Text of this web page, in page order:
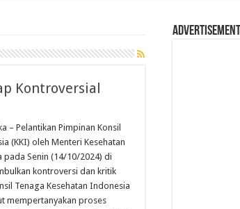
Kontroversial
– Pelantikan Pimpinan Konsil
(KKI) oleh Menteri Kesehatan
pada Senin (14/10/2024) di
kontroversi dan kritik
Tenaga Kesehatan Indonesia
mempertanyakan proses
Advertisement